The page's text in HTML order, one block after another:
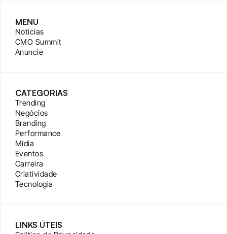
MENU
Notícias
CMO Summit
Anuncie
CATEGORIAS
Trending
Negócios
Branding
Performance
Mídia
Eventos
Carreira
Criatividade
Tecnologia
LINKS ÚTEIS